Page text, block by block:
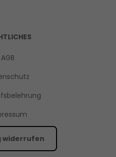
AGB
widerrufen